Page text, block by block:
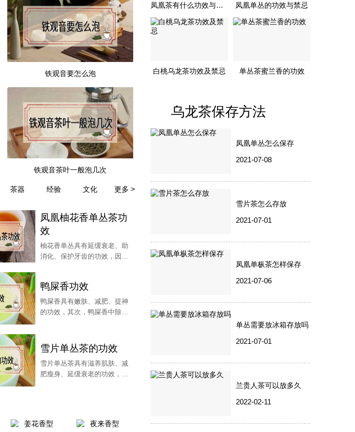
铁观音要怎么泡
铁观音茶叶一般泡几次
茶器 经验 文化 更多 >
凤凰柚花香单丛茶功
效
柚花香单丛具有延缓衰老、助
消化、保护牙齿的功效，因为
鸭屎香功效
鸭屎香具有嫩肤、减肥、提神
的功效，其次，鸭屎香中除了
雪片单丛茶的功效
雪片单丛茶具有滋养肌肤、减
肥瘦身、延缓衰老的功效，茶
凤凰茶有什么功效与作用 凤凰单丛的功效与禁忌
白桃乌龙茶功效及禁忌 单丛茶蜜兰香的功效
乌龙茶保存方法
凤凰单丛怎么保存
2021-07-08
雪片茶怎么存放
2021-07-01
凤凰单枞茶怎样保存
2021-07-06
单丛需要放冰箱存放吗
2021-07-01
兰贵人茶可以放多久
2022-02-11